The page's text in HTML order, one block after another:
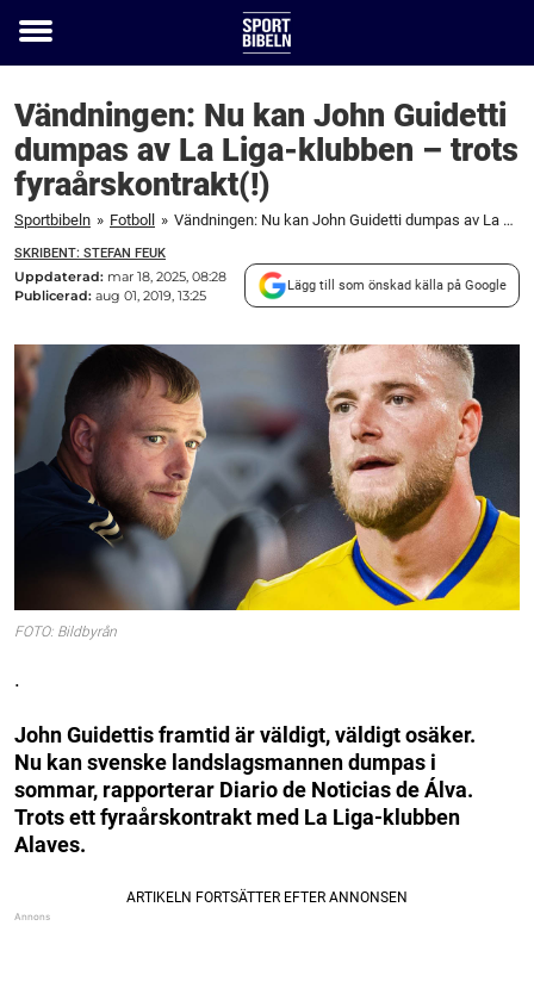
Toggle
Vändningen: Nu kan John Guidetti
dumpas av La Liga-klubben – trots
fyraårskontrakt(!)
Sportbibeln » Fotboll » Vändningen: Nu kan John Guidetti dumpas av La Liga-klubben – trots fyraårskontrakt(!)
SKRIBENT: STEFAN FEUK
Uppdaterad: mar 18, 2025, 08:28
Publicerad: aug 01, 2019, 13:25
Lägg till som önskad källa på Google
FOTO: Bildbyrån
.
John Guidettis framtid är väldigt, väldigt osäker.
Nu kan svenske landslagsmannen dumpas i
sommar, rapporterar Diario de Noticias de Álva.
Trots ett fyraårskontrakt med La Liga-klubben
Alaves.